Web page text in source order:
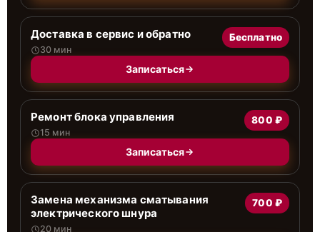
Доставка в сервис и обратно
30 мин
Бесплатно
Записаться
Ремонт блока управления
15 мин
800 ₽
Записаться
Замена механизма сматывания
электрического шнура
20 мин
700 ₽